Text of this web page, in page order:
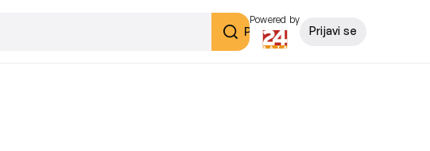
Pretraži
Powered by
Prijavi se